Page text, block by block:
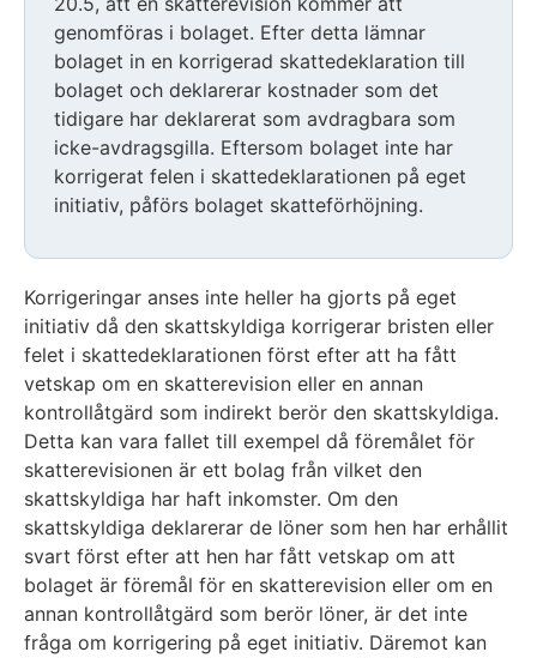
genomföras i bolaget. Efter detta lämnar
bolaget in en korrigerad skattedeklaration till
bolaget och deklarerar kostnader som det
tidigare har deklarerat som avdragbara som
icke-avdragsgilla. Eftersom bolaget inte har
korrigerat felen i skattedeklarationen på eget
initiativ, påförs bolaget skatteförhöjning.
Korrigeringar anses inte heller ha gjorts på eget
initiativ då den skattskyldiga korrigerar bristen eller
felet i skattedeklarationen först efter att ha fått
vetskap om en skatterevision eller en annan
kontrollåtgärd som indirekt berör den skattskyldiga.
Detta kan vara fallet till exempel då föremålet för
skatterevisionen är ett bolag från vilket den
skattskyldiga har haft inkomster. Om den
skattskyldiga deklarerar de löner som hen har erhållit
svart först efter att hen har fått vetskap om att
bolaget är föremål för en skatterevision eller om en
annan kontrollåtgärd som berör löner, är det inte
fråga om korrigering på eget initiativ. Däremot kan